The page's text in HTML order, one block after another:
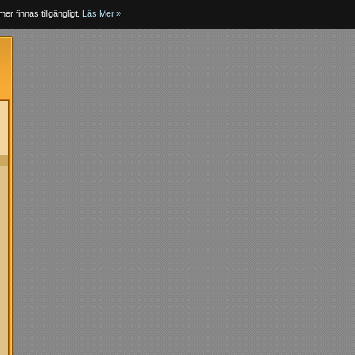
finnas tillgängligt. Läs Mer »